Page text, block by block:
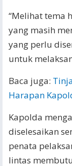
“Melihat tema
yang masih
yang perlu
untuk
Baca juga:
Harapan
Kapolda
diselesaikan
penata
lintas